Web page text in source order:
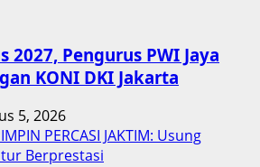
2027, Pengurus PWI Jaya
KONI DKI Jakarta
5, 2026
PERCASI JAKTIM: Usung
Berprestasi